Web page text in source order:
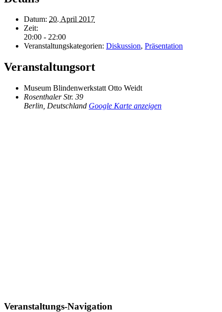
Datum: 20. April 2017
Zeit:
20:00 - 22:00
Veranstaltungskategorien: Diskussion, Präsentation
Veranstaltungsort
Museum Blindenwerkstatt Otto Weidt
Rosenthaler Str. 39
Berlin Deutschland Google Karte anzeigen
Veranstaltungs-Navigation